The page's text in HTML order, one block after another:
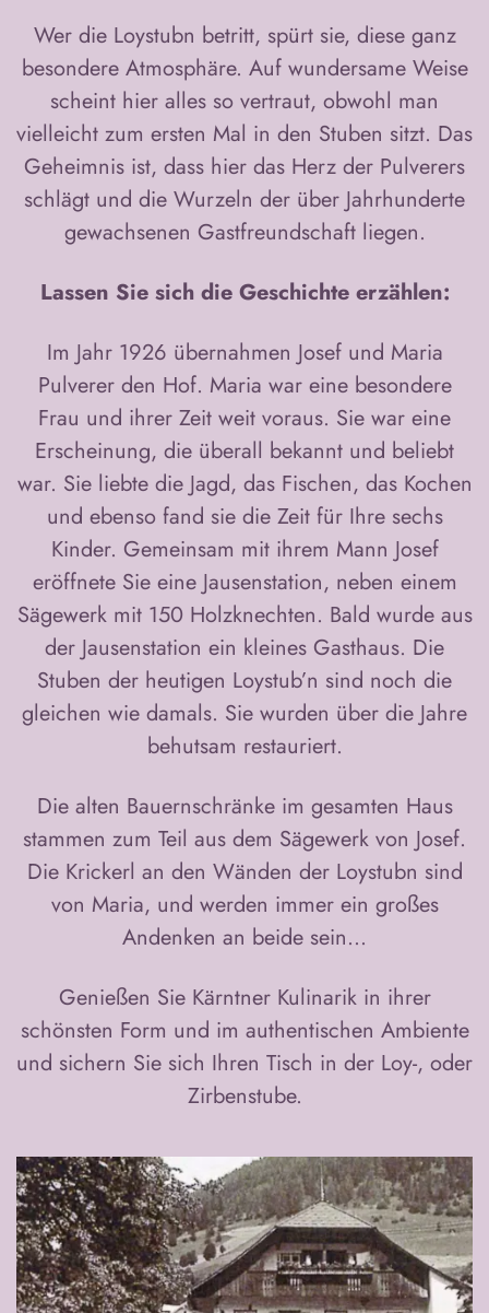
Wer die Loystubn betritt, spürt sie, diese ganz
besondere Atmosphäre. Auf wundersame Weise
scheint hier alles so vertraut, obwohl man
vielleicht zum ersten Mal in den Stuben sitzt. Das
Geheimnis ist, dass hier das Herz der Pulverers
schlägt und die Wurzeln der über Jahrhunderte
gewachsenen Gastfreundschaft liegen.
Lassen Sie sich die Geschichte erzählen:
Im Jahr 1926 übernahmen Josef und Maria
Pulverer den Hof. Maria war eine besondere
Frau und ihrer Zeit weit voraus. Sie war eine
Erscheinung, die überall bekannt und beliebt
war. Sie liebte die Jagd, das Fischen, das Kochen
und ebenso fand sie die Zeit für Ihre sechs
Kinder. Gemeinsam mit ihrem Mann Josef
eröffnete Sie eine Jausenstation, neben einem
Sägewerk mit 150 Holzknechten. Bald wurde aus
der Jausenstation ein kleines Gasthaus. Die
Stuben der heutigen Loystub’n sind noch die
gleichen wie damals. Sie wurden über die Jahre
behutsam restauriert.
Die alten Bauernschränke im gesamten Haus
stammen zum Teil aus dem Sägewerk von Josef.
Die Krickerl an den Wänden der Loystubn sind
von Maria, und werden immer ein großes
Andenken an beide sein...
Genießen Sie Kärntner Kulinarik in ihrer
schönsten Form und im authentischen Ambiente
und sichern Sie sich Ihren Tisch in der Loy-, oder
Zirbenstube.